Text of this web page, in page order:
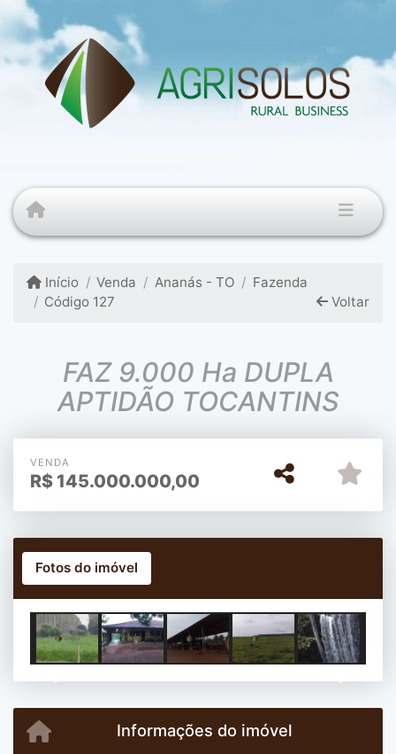
Início Venda Ananás - TO
Fazenda
Código 127
Voltar
FAZ 9.000 Ha DUPLA
APTIDÃO TOCANTINS
VENDA
R$ 145.000.000,00
Fotos do imóvel
Informações do imóvel